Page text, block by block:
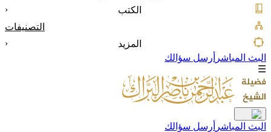
الكتب
‹
التصنيفات
المزيد
‹
البث المباشر أرسل سؤالك
☰
البث المباشر أرسل سؤالك